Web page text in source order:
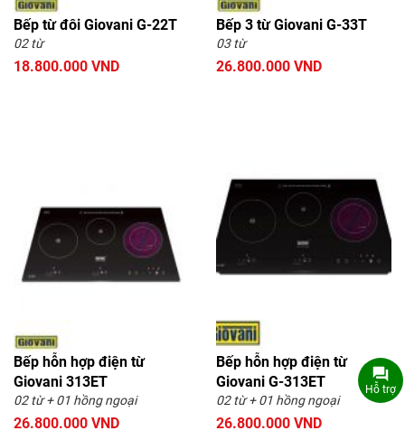
Bếp từ đôi Giovani G-22T
02 từ
18.800.000 VND
Bếp 3 từ Giovani G-33T
03 từ
26.800.000 VND
Bếp hỗn hợp điện từ
Giovani 313ET
02 từ + 01 hồng ngoại
26.800.000 VND
Bếp hỗn hợp điện từ
Giovani G-313ET
02 từ + 01 hồng ngoại
26.800.000 VND
Hỗ trợ